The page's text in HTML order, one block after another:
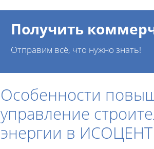
Получить
Отправим всё, что нужно знать!
Особенности
управление
энергии в